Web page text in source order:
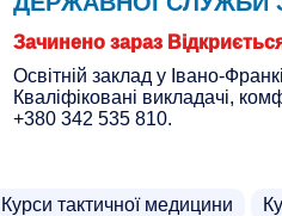
Експрес курси масажу
Курси візажу
Курси
Курси електромонтера
Курси
Зачинено зараз
Освітній заклад у Івано-
Кваліфіковані викладачі,
+380 342 535 810.
Курси тактичної медицини